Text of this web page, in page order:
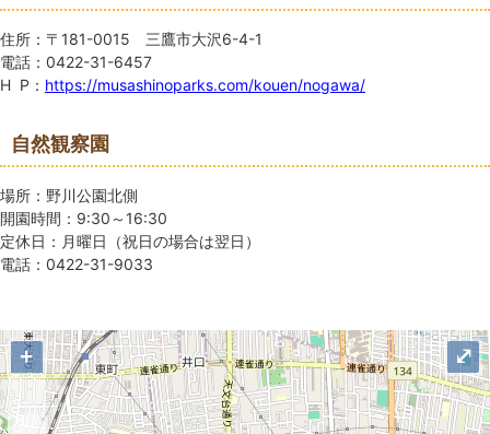
住所：〒181-0015 三鷹市大沢6-4-1
電話：0422-31-6457
H P： https://musashinoparks.com/kouen/nogawa/
自然観察園
場所：野川公園北側
開園時間：9:30～16:30
定休日：月曜日（祝日の場合は翌日）
電話：0422-31-9033
+ ⤢